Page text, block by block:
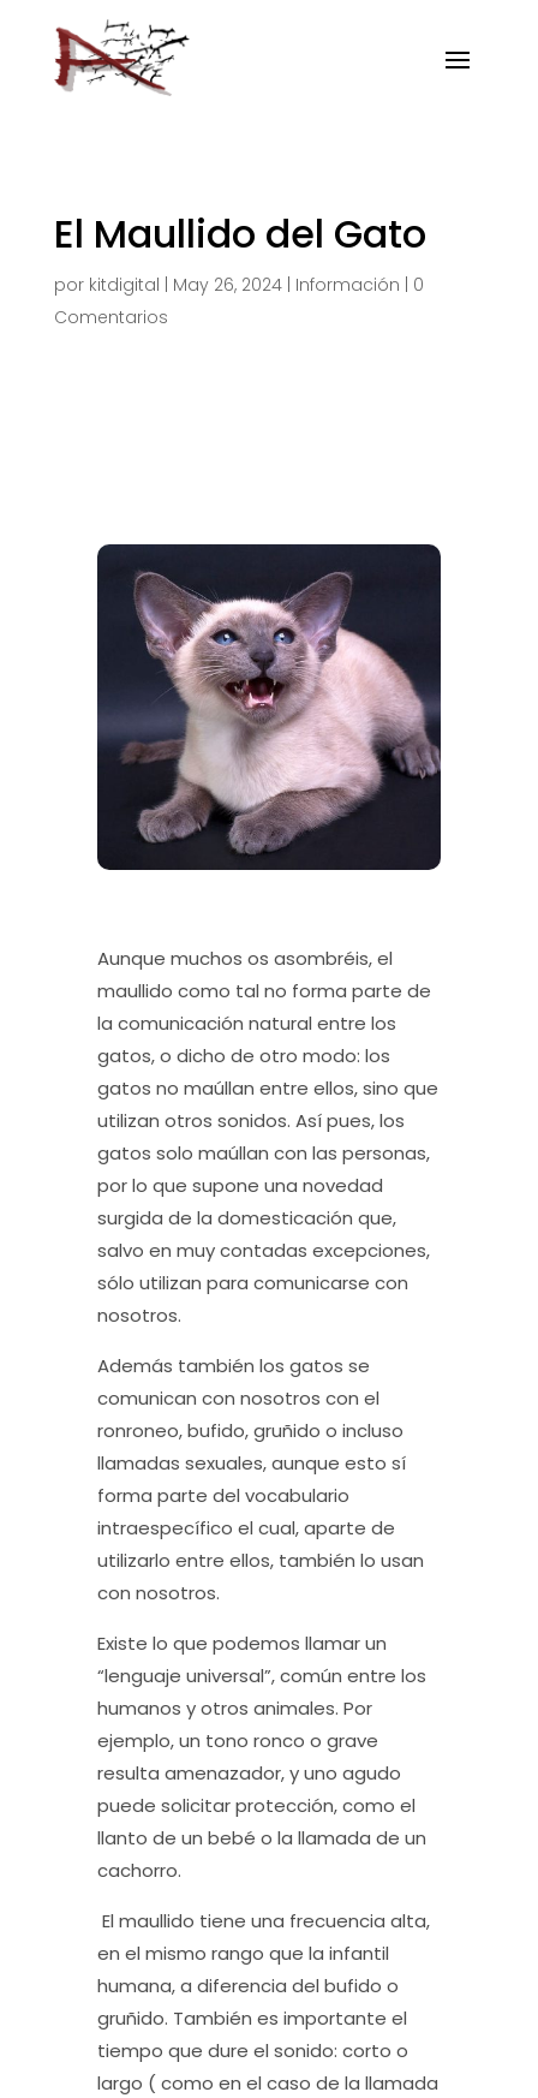
El Maullido del Gato
por kitdigital | May 26, 2024| Información | 0
Comentarios
Aunque muchos os asombréis, el
maullido como tal no forma parte de
la comunicación natural entre los
gatos, o dicho de otro modo: los
gatos no maúllan entre ellos, sino que
utilizan otros sonidos. Así pues, los
gatos solo maúllan con las personas,
por lo que supone una novedad
surgida de la domesticación que,
salvo en muy contadas excepciones,
sólo utilizan para comunicarse con
nosotros.
Además también los gatos se
comunican con nosotros con el
ronroneo, bufido, gruñido o incluso
llamadas sexuales, aunque esto sí
forma parte del vocabulario
intraespecífico el cual, aparte de
utilizarlo entre ellos, también lo usan
con nosotros.
Existe lo que podemos llamar un
“lenguaje universal”, común entre los
humanos y otros animales. Por
ejemplo, un tono ronco o grave
resulta amenazador, y uno agudo
puede solicitar protección, como el
llanto de un bebé o la llamada de un
cachorro.
El maullido tiene una frecuencia alta,
en el mismo rango que la infantil
humana, a diferencia del bufido o
gruñido. También es importante el
tiempo que dure el sonido: corto o
largo ( como en el caso de la llamada